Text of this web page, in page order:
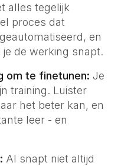
alles tegelijk
proces dat
en
de werking snapt.
om te finetunen: Je
training. Luister
het beter kan, en
leer - en
AI snapt niet altijd